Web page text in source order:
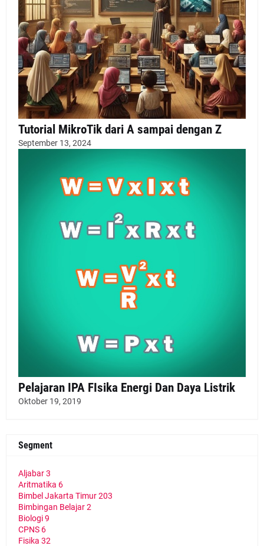
Tutorial MikroTik dari A sampai dengan Z
September 13, 2024
Pelajaran IPA FIsika Energi Dan Daya Listrik
Oktober 19, 2019
Segment
Aljabar3
Aritmatika 6
Bimbel Jakarta Timur203
Bimbingan Belajar2
Biologi9
CPNS 6
Fisika 32